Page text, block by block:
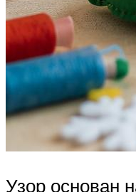
Узор основан